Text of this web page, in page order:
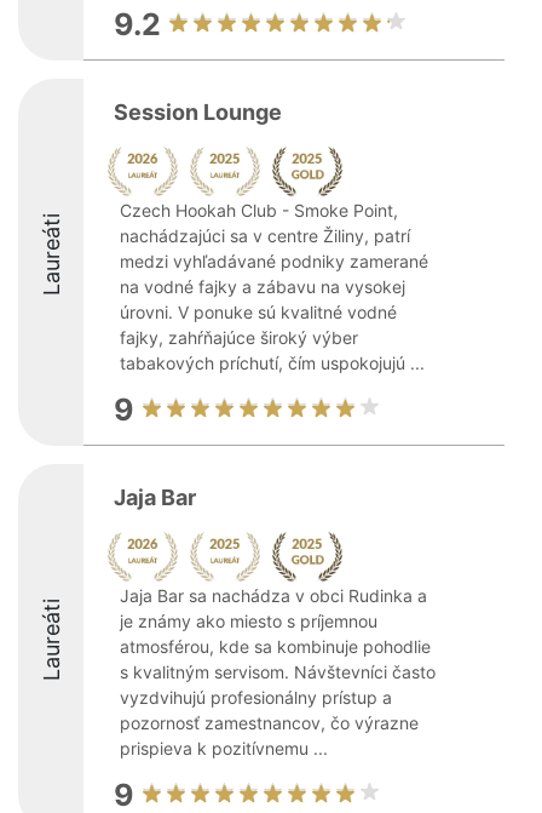
9.2
Laureáti
Session Lounge
Czech Hookah Club - Smoke Point,
nachádzajúci sa v centre Žiliny, patrí
medzi vyhľadávané podniky zamerané
na vodné fajky a zábavu na vysokej
úrovni. V ponuke sú kvalitné vodné
fajky, zahŕňajúce široký výber
tabakových príchutí, čím uspokojujú ...
9
Laureáti
Jaja Bar
Jaja Bar sa nachádza v obci Rudinka a
je známy ako miesto s príjemnou
atmosférou, kde sa kombinuje pohodlie
s kvalitným servisom. Návštevníci často
vyzdvihujú profesionálny prístup a
pozornosť zamestnancov, čo výrazne
prispieva k pozitívnemu ...
9